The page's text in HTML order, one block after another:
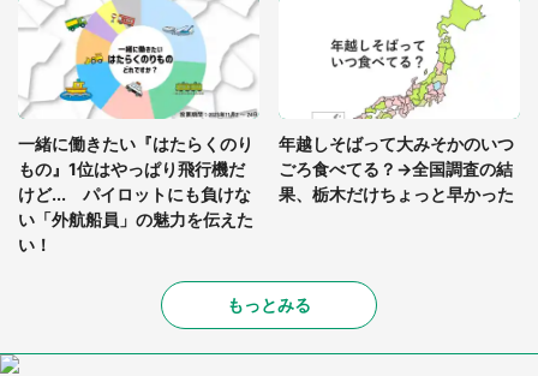
一緒に働きたい『はたらくのり
もの』1位はやっぱり飛行機だ
けど... パイロットにも負けな
い「外航船員」の魅力を伝えた
い！
年越しそばって大みそかのいつ
ごろ食べてる？→全国調査の結
果、栃木だけちょっと早かった
もっとみる